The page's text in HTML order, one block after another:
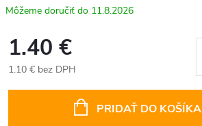
11.8.2026
1.40 €
1.10 € bez DPH
PRIDAŤ DO KOŠÍKA